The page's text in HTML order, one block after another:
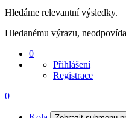
Hledáme relevantní výsledky.
Hledanému výrazu,
0
Přihlášení
Registrace
0